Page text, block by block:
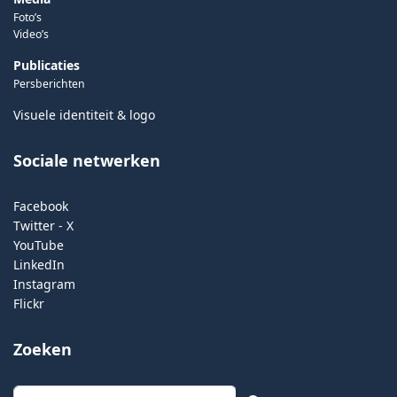
Foto’s
Video’s
Publicaties
Persberichten
Visuele identiteit & logo
Sociale netwerken
Facebook
Twitter - X
YouTube
LinkedIn
Instagram
Flickr
Zoeken